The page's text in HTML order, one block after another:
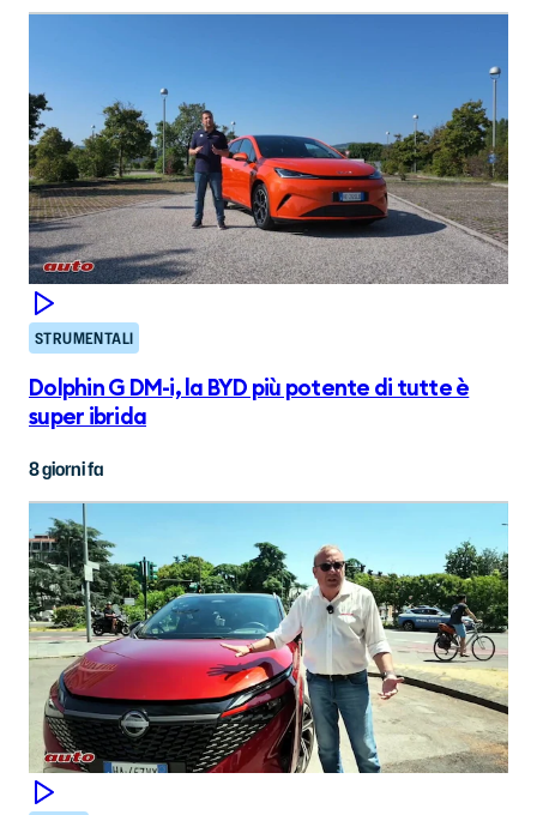
STRUMENTALI
Dolphin G DM-i, la BYD più potente di tutte è
super ibrida
8 giorni fa